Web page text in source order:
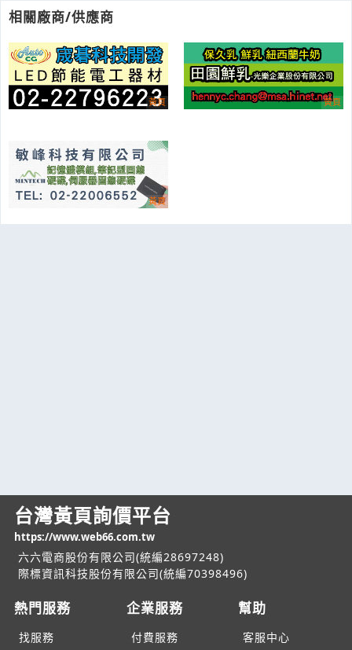
相關廠商/供應商
台灣黃頁詢價平台
https://www.web66.com.tw
六六電商股份有限公司(統編28697248)
際標資訊科技股份有限公司(統編70398496)
熱門服務
找服務
企業服務
付費服務
幫助
客服中心